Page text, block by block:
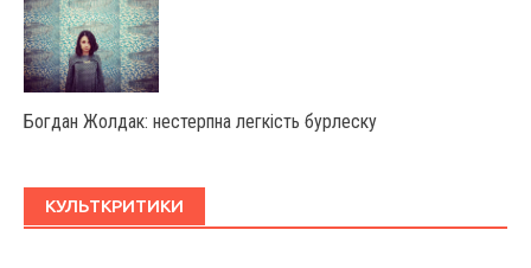
Богдан Жолдак: нестерпна легкість бурлеску
КУЛЬТКРИТИКИ